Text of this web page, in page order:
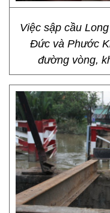
Việc sập cầu
Đức và Phước
đường vòng,